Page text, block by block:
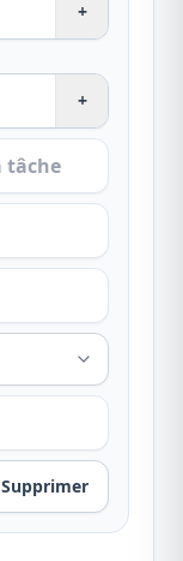
+
+
Supprimer